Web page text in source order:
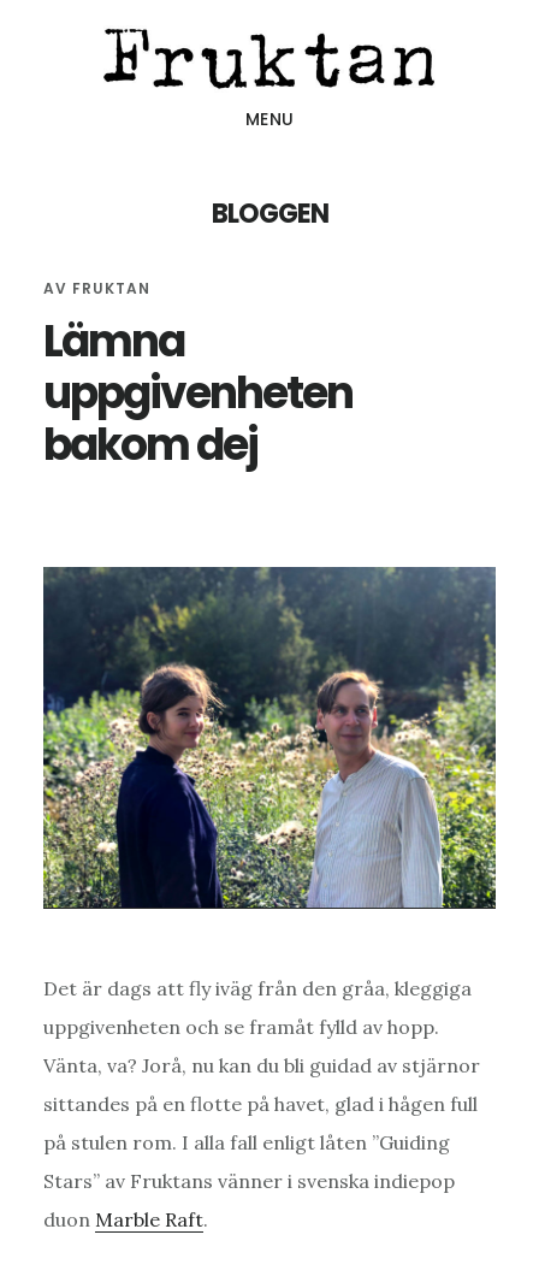
MENU
BLOGGEN
AV FRUKTAN
Lämna
uppgivenheten
bakom dej
Det är dags att fly iväg från den gråa, kleggiga
uppgivenheten och se framåt fylld av hopp.
Vänta, va? Jorå, nu kan du bli guidad av stjärnor
sittandes på en flotte på havet, glad i hågen full
på stulen rom. I alla fall enligt låten ”Guiding
Stars” av Fruktans vänner i svenska indiepop
duon Marble Raft.